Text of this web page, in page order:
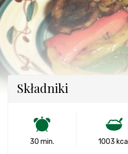
Składniki
30 min. 1003 kcal